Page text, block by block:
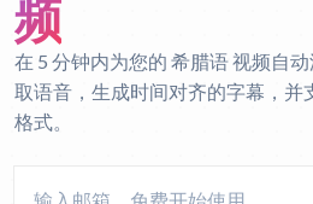
频
在 5 分钟内为您的 希腊语 视频自
取语音，生成时间对齐的字幕，并
格式。